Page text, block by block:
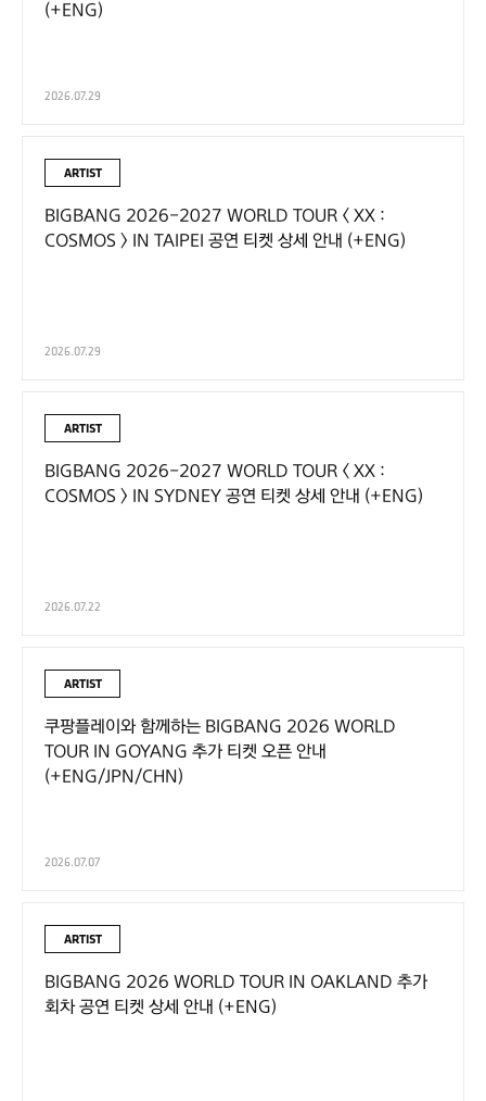
(+ENG)
2026.07.29
ARTIST
BIGBANG 2026-2027 WORLD TOUR < XX :
COSMOS > IN TAIPEI 공연 티켓 상세 안내 (+ENG)
2026.07.29
ARTIST
BIGBANG 2026-2027 WORLD TOUR < XX :
COSMOS > IN SYDNEY 공연 티켓 상세 안내 (+ENG)
2026.07.22
ARTIST
쿠팡플레이와 함께하는 BIGBANG 2026 WORLD
TOUR IN GOYANG 추가 티켓 오픈 안내
(+ENG/JPN/CHN)
2026.07.07
ARTIST
BIGBANG 2026 WORLD TOUR IN OAKLAND 추가
회차 공연 티켓 상세 안내 (+ENG)